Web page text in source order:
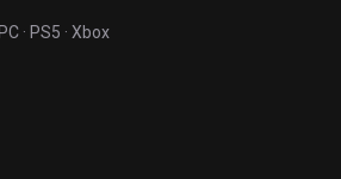
PC · PS5 · Xbox